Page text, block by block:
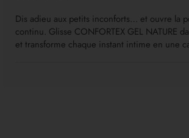
Dis adieu aux petits inconforts… et ouvre la
continu. Glisse CONFORTEX GEL NATURE
et transforme chaque instant intime en une